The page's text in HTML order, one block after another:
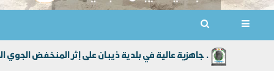
جاهزية عالية في بلدية ذيبان على إثر المنخفض الجوي الذي جلب امطار الخير الى أراضي المملكة الاردنية الهاشمية عامةً ولواء ذيبان خاصة .